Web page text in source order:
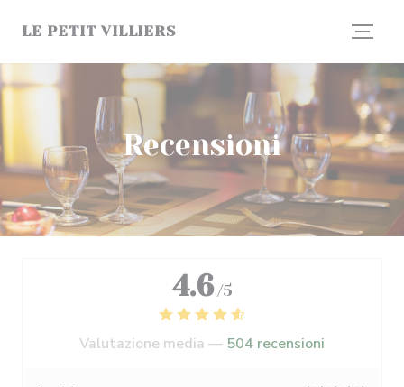
LE PETIT VILLIERS
Recensioni
4.6 /5
Valutazione media — 504 recensioni